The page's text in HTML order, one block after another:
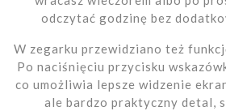
odczytać godzinę bez
W zegarku przewidziano też
Po naciśnięciu przycisku
co umożliwia lepsze widzenie
ale bardzo praktyczny detal,